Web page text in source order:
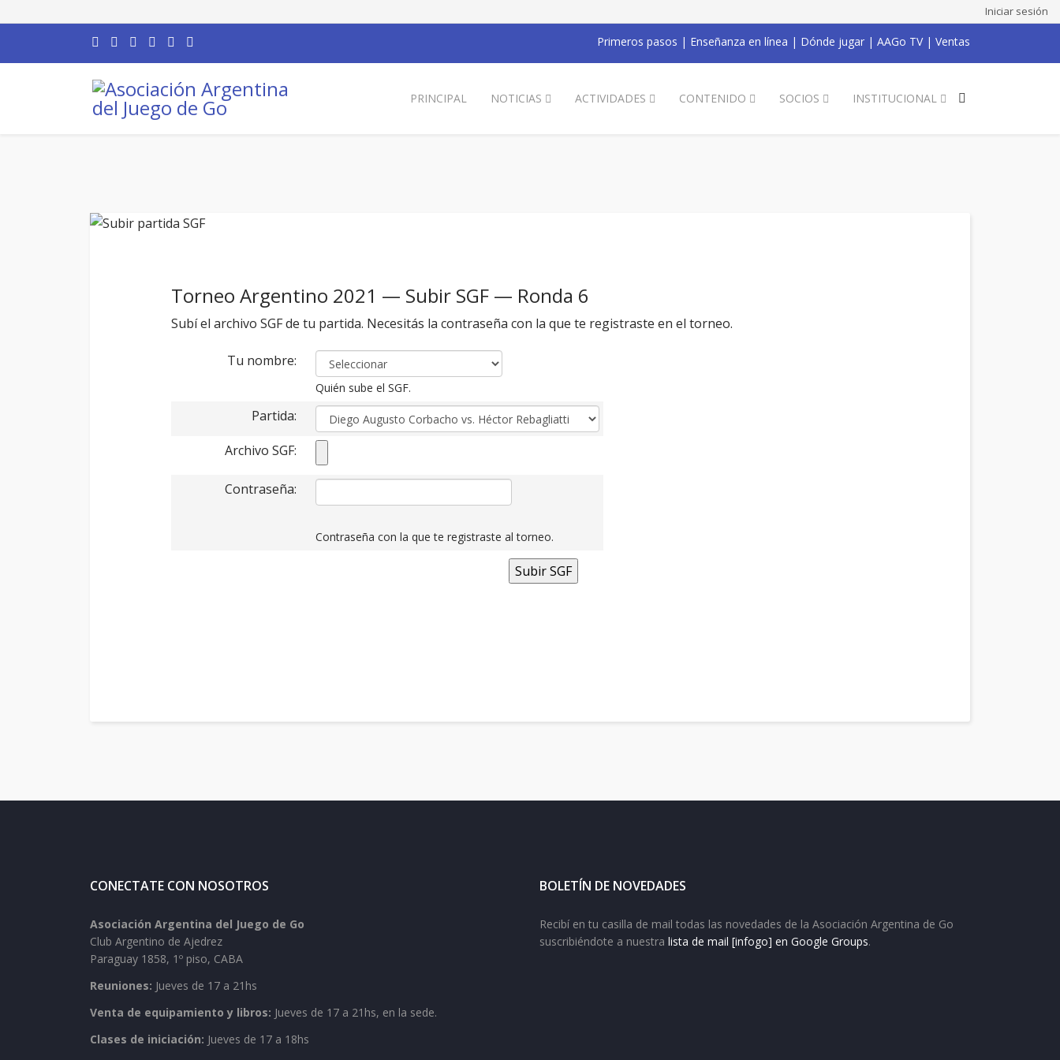
Iniciar sesión
Primeros pasos | Enseñanza en línea | Dónde jugar | AAGo TV| Ventas
PRINCIPAL NOTICIAS ACTIVIDADES CONTENIDO SOCIOS INSTITUCIONAL
Torneo Argentino 2021 — Subir SGF — Ronda 6
Subí el archivo SGF de tu partida. Necesitás la contraseña con la que te registraste en el torneo.
Tu nombre:
Quién sube el SGF.
Partida:
Archivo SGF:
Contraseña:
Contraseña con la que te registraste al torneo.
CONECTATE CON NOSOTROS
Asociación Argentina del Juego de Go
Club Argentino de Ajedrez
Paraguay 1858, 1º piso, CABA
Reuniones: Jueves de 17 a 21hs
Venta de equipamiento y libros: Jueves de 17 a 21hs, en la sede.
Clases de iniciación: Jueves de 17 a 18hs
BOLETÍN DE NOVEDADES
Recibí en tu casilla de mail todas las novedades de la Asociación Argentina de Go
suscribiéndote a nuestra lista de mail [infogo] en Google Groups.